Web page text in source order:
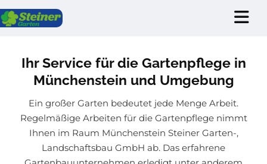
Zum Inhalt springen
Ihr Service für die Gartenpflege in
Münchenstein und Umgebung
Ein großer Garten bedeutet jede Menge Arbeit.
Regelmäßige Arbeiten für die Gartenpflege nimmt
Ihnen im Raum Münchenstein Steiner Garten-,
Landschaftsbau GmbH ab. Das erfahrene